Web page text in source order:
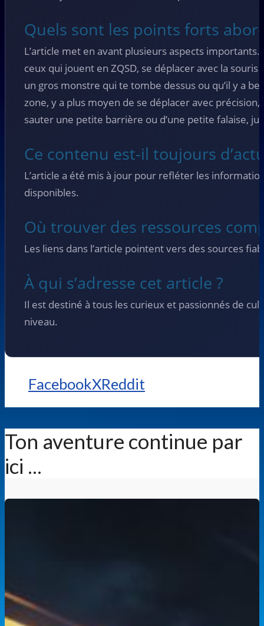
Quels sont les points forts
L’article met en avant plusieurs aspects
ceux qui jouent en ZQSD, se déplacer avec la
un gros monstre qui te tombe dessus ou qu’il y a
zone, y a plus moyen de se déplacer avec
sauter une petite barrière ou d’une petite falaise,
Ce contenu est-il toujours
L’article a été mis à jour pour refléter les
disponibles.
Où trouver des ressources
Les liens dans l’article pointent vers des sources
À qui s’adresse cet article ?
Il est destiné à tous les curieux et passionnés de
niveau.
FacebookXReddit
Ton aventure continue par
ici ...